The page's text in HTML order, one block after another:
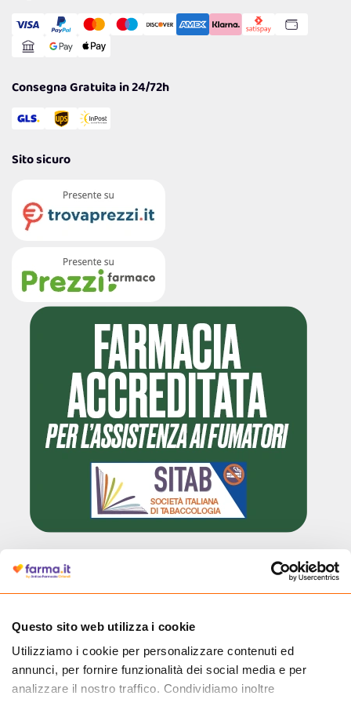
Questo sito web utilizza i cookie
Utilizziamo i cookie per personalizzare contenuti ed
annunci, per fornire funzionalità dei social media e per
analizzare il nostro traffico. Condividiamo inoltre
Gestisci Cookie
Reso Facile e Veloce
Consegna Gratuita in 24/72h
Sito sicuro
autorizzata dal Ministero della Salute a effettuare la vendita online di